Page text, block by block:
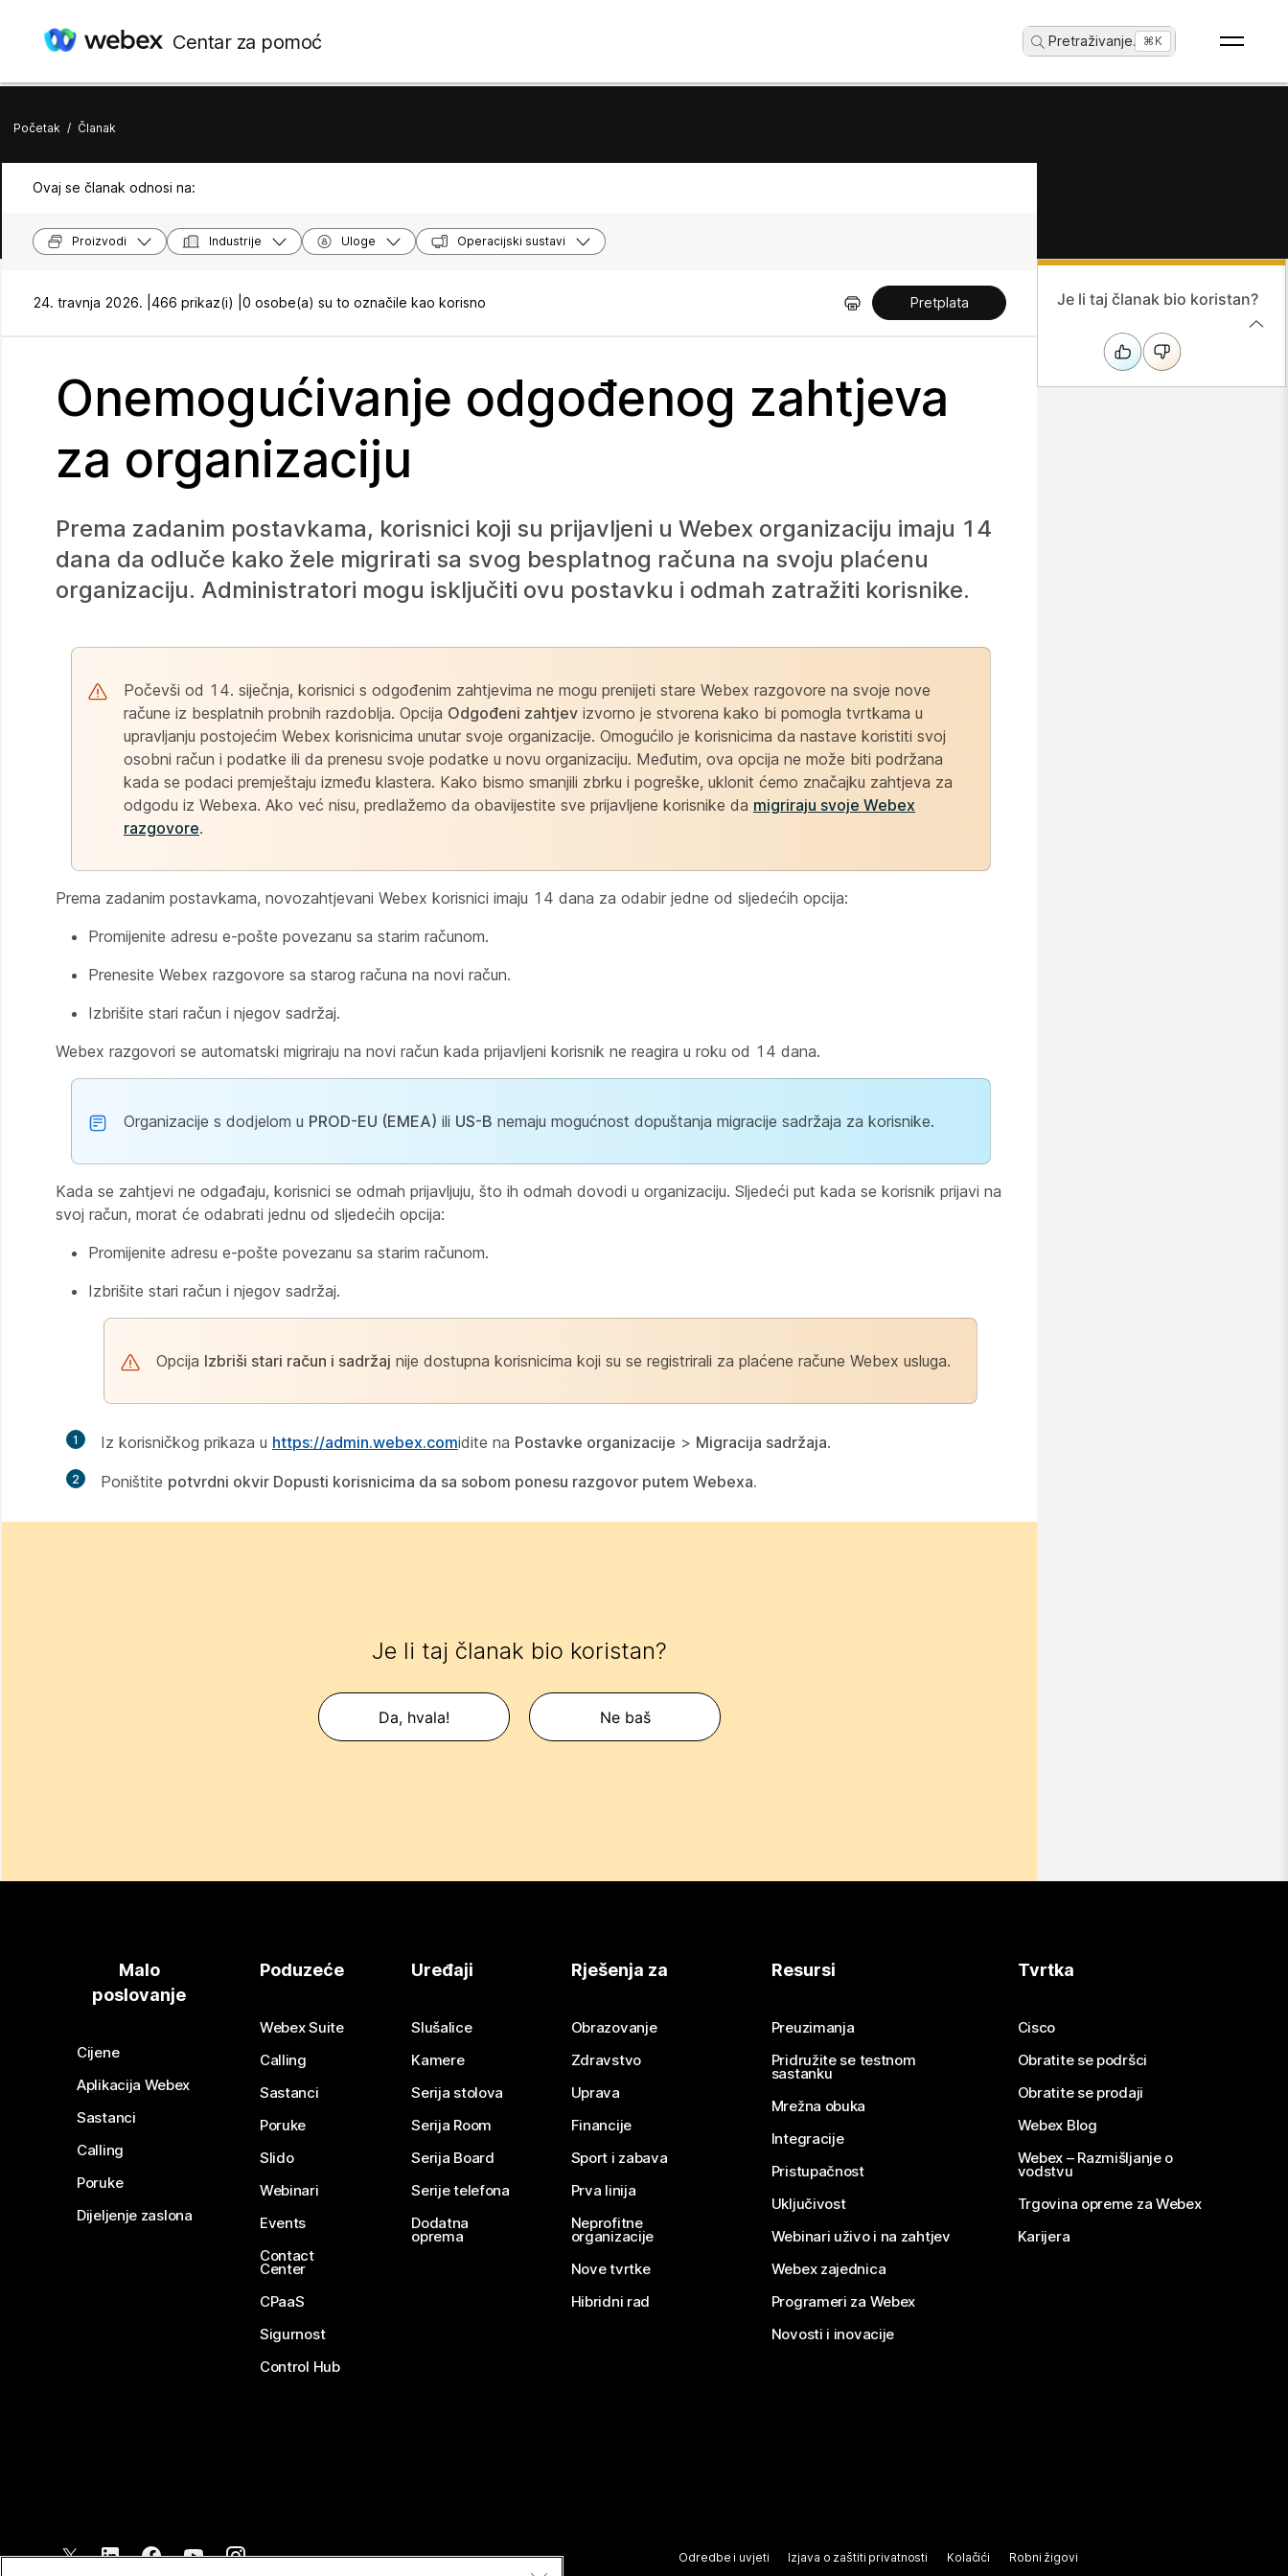
Centar za pomoć Pretraživanje... ⌘K
Početak / Članak
Ovaj se članak odnosi na:
Proizvodi Industrije Uloge Operacijski sustavi
24. travnja 2026. | 466 prikaz(i) | 0 osobe(a) su to označile kao korisno Pretplata
Onemogućivanje odgođenog zahtjeva
za organizaciju
Prema zadanim postavkama, korisnici koji su prijavljeni u Webex organizaciju imaju 14
dana da odluče kako žele migrirati sa svog besplatnog računa na svoju plaćenu
organizaciju. Administratori mogu isključiti ovu postavku i odmah zatražiti korisnike.
Počevši od 14. siječnja, korisnici s odgođenim zahtjevima ne mogu prenijeti stare Webex razgovore na svoje nove
račune iz besplatnih probnih razdoblja. Opcija Odgođeni zahtjev izvorno je stvorena kako bi pomogla tvrtkama u
upravljanju postojećim Webex korisnicima unutar svoje organizacije. Omogućilo je korisnicima da nastave koristiti svoj
osobni račun i podatke ili da prenesu svoje podatke u novu organizaciju. Međutim, ova opcija ne može biti podržana
kada se podaci premještaju između klastera. Kako bismo smanjili zbrku i pogreške, uklonit ćemo značajku zahtjeva za
odgodu iz Webexa. Ako već nisu, predlažemo da obavijestite sve prijavljene korisnike da migriraju svoje Webex
razgovore.
Prema zadanim postavkama, novozahtjevani Webex korisnici imaju 14 dana za odabir jedne od sljedećih opcija:
Promijenite adresu e-pošte povezanu sa starim računom.
Prenesite Webex razgovore sa starog računa na novi račun.
Izbrišite stari račun i njegov sadržaj.
Webex razgovori se automatski migriraju na novi račun kada prijavljeni korisnik ne reagira u roku od 14 dana.
Organizacije s dodjelom u PROD-EU (EMEA) ili US-B nemaju mogućnost dopuštanja migracije sadržaja za korisnike.
Kada se zahtjevi ne odgađaju, korisnici se odmah prijavljuju, što ih odmah dovodi u organizaciju. Sljedeći put kada se korisnik prijavi na
svoj račun, morat će odabrati jednu od sljedećih opcija:
Promijenite adresu e-pošte povezanu sa starim računom.
Izbrišite stari račun i njegov sadržaj.
Opcija Izbriši stari račun i sadržaj nije dostupna korisnicima koji su se registrirali za plaćene račune Webex usluga.
1 Iz korisničkog prikaza u https://admin.webex.comidite na Postavke organizacije > Migracija sadržaja.
2 Poništite potvrdni okvir Dopusti korisnicima da sa sobom ponesu razgovor putem Webexa.
Je li taj članak bio koristan?
Da, hvala! Ne baš
Je li taj članak bio koristan?
Malo
poslovanje
Cijene
Aplikacija Webex
Sastanci
Calling
Poruke
Dijeljenje zaslona
Poduzeće
Webex Suite
Calling
Sastanci
Poruke
Slido
Webinari
Events
Contact
Center
CPaaS
Sigurnost
Control Hub
Uređaji
Slušalice
Kamere
Serija stolova
Serija Room
Serija Board
Serije telefona
Dodatna
oprema
Rješenja za
Obrazovanje
Zdravstvo
Uprava
Financije
Sport i zabava
Prva linija
Neprofitne
organizacije
Nove tvrtke
Hibridni rad
Resursi
Preuzimanja
Pridružite se testnom
sastanku
Mrežna obuka
Integracije
Pristupačnost
Uključivost
Webinari uživo i na zahtjev
Webex zajednica
Programeri za Webex
Novosti i inovacije
Tvrtka
Cisco
Obratite se podršci
Obratite se prodaji
Webex Blog
Webex – Razmišljanje o
vodstvu
Trgovina opreme za Webex
Karijera
Odredbe i uvjeti Izjava o zaštiti privatnosti Kolačići Robni žigovi